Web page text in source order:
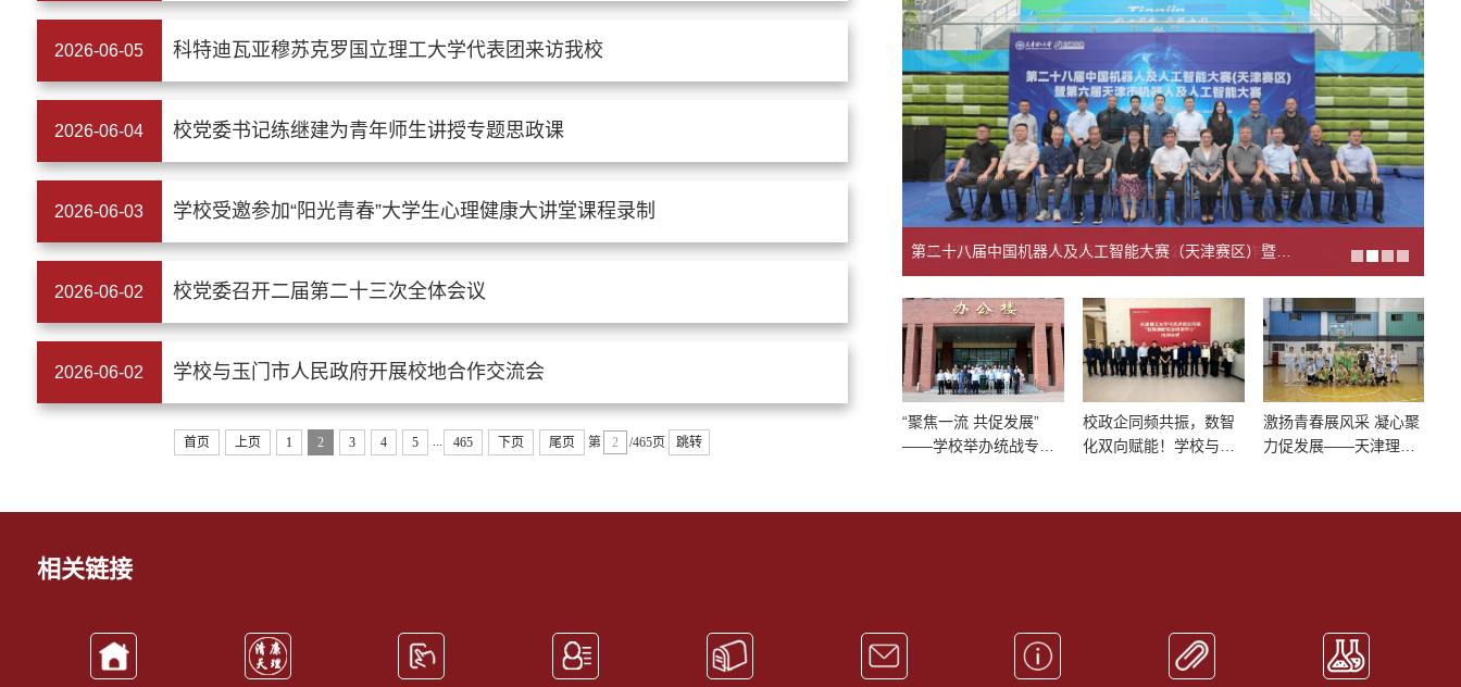
2026-06-05 科特迪瓦亚穆苏克罗国立理工大学代表团来访我校
2026-06-04 校党委书记练继建为青年师生讲授专题思政课
2026-06-03 学校受邀参加“阳光青春”大学生心理健康大讲堂课程录制
2026-06-02 校党委召开二届第二十三次全体会议
2026-06-02 学校与玉门市人民政府开展校地合作交流会
首页 上页 1 2 3 4 5 465 下页 尾页 第 /465页 跳转
“聚焦一流 共促发展”
——学校举办统战专项
校政企同频共振，数智
化双向赋能！学校与艺
激扬青春展风采 凝心聚
力促发展——天津理工
相关链接